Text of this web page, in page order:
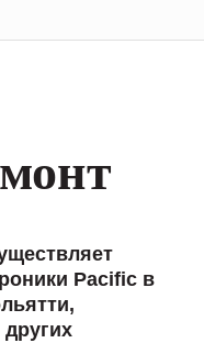
Pacific в